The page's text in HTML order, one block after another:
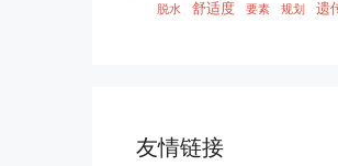
脱水
舒适度 要素 规划 遗
友情链接